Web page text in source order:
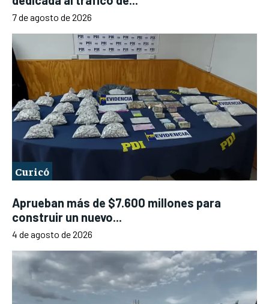
7 de agosto de 2026
Curicó
Aprueban más de $7.600 millones para
construir un nuevo...
4 de agosto de 2026